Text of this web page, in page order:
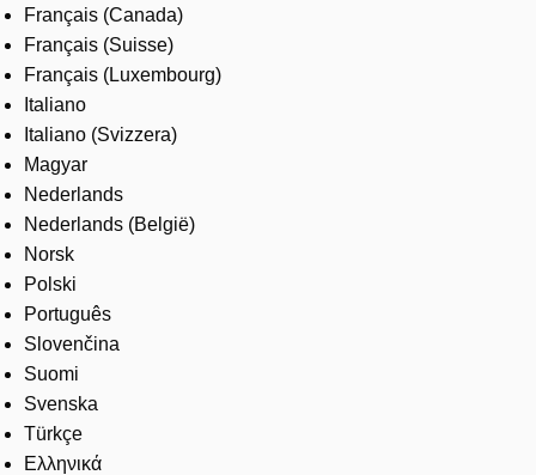
Français (Canada)
Français (Suisse)
Français (Luxembourg)
Italiano
Italiano (Svizzera)
Magyar
Nederlands
Nederlands (België)
Norsk
Polski
Português
Slovenčina
Suomi
Svenska
Türkçe
Ελληνικά